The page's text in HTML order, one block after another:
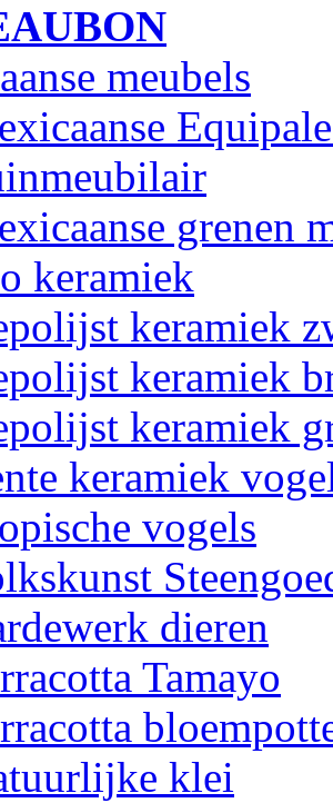
meubels
grenen
keramiek
keramiek
keramiek
keramiek
keramiek
vogels
dieren
Tamayo
klei